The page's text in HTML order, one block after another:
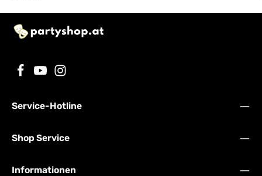
Service-Hotline
Shop Service
Informationen